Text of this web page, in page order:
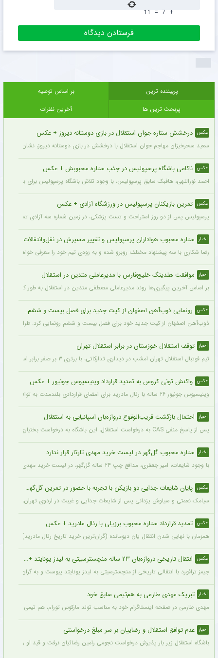
+
7
=
11
پربیننده ترین
بر اساس توصیه
پربحث ترین ها
آخرین نظرات
عکس درخشش ستاره جوان استقلال در بازی دوستانه دیروز + عکس
سعید سحرخیزان مهاجم جوان استقلال با درخشش در بازی دوستانه دیروز، نشان داد
عکس ناکامی باشگاه پرسپولیس در جذب ستاره محبوبش + عکس
احمد نوراللهی، هافبک سابق پرسپولیس، با وجود تلاش باشگاه پرسپولیس برای بازگشت
عکس تمرین بازیکنان پرسپولیس در ورزشگاه آزادی + عکس
پرسپولیس پس از دو روز استراحت و تست پزشکی، در زمین شماره سه آزادی تمرین کرد.
اخبار ستاره محبوب هواداران پرسپولیس و تغییر مسیرش در نقل‌وانتقالات
رضا شکاری با سه پیشنهاد مختلف روبرو شده و به زودی تیم خود را معرفی خواهد کرد.
اخبار موافقت هلدینگ خلیج‌فارس با مدیرعاملی متدین در استقلال
بر اساس آخرین پیگیری‌ها روند مدیرعاملی مصطفی متدین در استقلال به طور کامل
عکس رونمایی ذوب‌آهن اصفهان از کیت جدید برای فصل بیست و ششم + عکس
ذوب‌آهن اصفهان از کیت جدید خود برای فصل بیست و ششم رونمایی کرد. طراحی
اخبار توقف استقلال خوزستان در برابر استقلال تهران
تیم فوتبال استقلال تهران امشب در دیداری تدارکاتی، با برتری ۳ بر صفر برابر استقلال خوزستان، با دبل سعید سحرخیزان و گل یاسر آسانی پیروز شد.
عکس واکنش تونی کروس به تمدید قرارداد وینیسیوس جونیور + عکس
وینیسیوس جونیور ۲۶ ساله با رئال مادرید برای امضای قراردادی بلندمدت به توافق رسید که او را تا سال ۲۰۳۲ در سانتیاگو برنابئو نگه خواهد داشت و به شایعات درباره احتمال جدایی‌اش از این باشگاه پایان می‌دهد.
اخبار احتمال بازگشت قریب‌الوقوع دروازه‌بان اسپانیایی به استقلال
پس از پاسخ منفی CAS به درخواست استقلال، این باشگاه به درخواست بختیاری‌زاده قصد دارد قرارداد آنتونیو آدان، دروازه‌بان اسپانیایی فصل گذشته، را تمدید کند.
اخبار ستاره محبوب گل‌گهر در لیست خرید مهدی تارتار قرار ندارد
با وجود شایعات، امیر جعفری، مدافع چپ ۲۴ ساله گل‌گهر، در لیست خرید مهدی تارتار قرار ندارد.
عکس پایان شایعات جدایی دو بازیکن با تجربه با حضور در تمرین گل‌گهر + عکس
سیامک نعمتی و سیاوش یزدانی پس از شایعات جدایی و غیبت در اردوی تهران، دیروز
عکس تمدید قرارداد ستاره محبوب برزیلی با رئال مادرید + عکس
همزمان با نهایی شدن انتقال یان دیومانده (گران‌ترین خرید تاریخ رئال مادرید)، تمدید قرارداد
عکس انتقال تاریخی دروازه‌بان ۲۳ ساله منچسترسیتی به لیدز یونایتد + عکس
جیمز ترافورد با انتقالی تاریخی از منچسترسیتی به لیدز یونایتد پیوست و به گران‌ترین
اخبار تبریک مهدی طارمی به هم‌تیمی سابق خود
مهدی طارمی در صفحه اینستاگرام خود به مناسب تولد مارکوس تورام، هم تیمی سابق
اخبار عدم توافق استقلال و رضاییان بر سر مبلغ درخواستی
باشگاه استقلال زیر بار پذیرش درخواست نجومی رامین رضائیان نرفت و قید او را زد تا